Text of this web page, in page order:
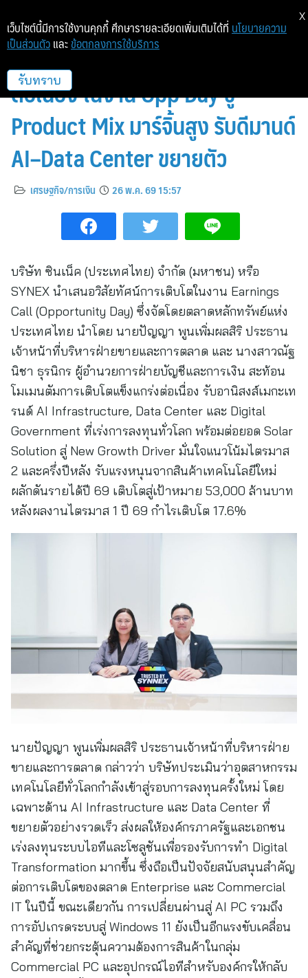
SYNEX มั่นใจแนวโน้มครึ่งปีเติบโต
ต่อเนื่อง ในงาน Opp Day ชู
Product Mix มาร์จิ้นสูง รับดีมานด์
AI–Data Center ขยายตัว
เศรษฐกิจ/การเงิน 26 พ.ค. 69 15:57
บริษัท ซินเน็ค (ประเทศไทย) จำกัด (มหาชน) หรือ
SYNEX นำเสนอวิสัยทัศน์การเติบโตในงาน Earnings
Call (Opportunity Day) ซึ่งจัดโดยตลาดหลักทรัพย์แห่ง
ประเทศไทย นำโดย นายปัญญา พูนเพิ่มผลสิริ ประธาน
เจ้าหน้าที่บริหารฝ่ายขายและการตลาด และ นางสาวณัฐ
นิชา ธุรนิกร ผู้อำนวยการฝ่ายบัญชีและการเงิน สะท้อน
โมเมนตัมการเติบโตแข็งแกร่งต่อเนื่อง รับอานิสงส์เมกะเท
รนด์ AI Infrastructure, Data Center และ Digital
Government ที่เร่งการลงทุนทั่วโลก พร้อมต่อยอด Solar
Solution สู่ New Growth Driver มั่นใจแนวโน้มไตรมาส
2 และครึ่งปีหลัง รับแรงหนุนจากสินค้าเทคโนโลยีใหม่
ผลักดันรายได้ปี 69 เติบโตสู่เป้าหมาย 53,000 ล้านบาท
หลังผลงานไตรมาส 1 ปี 69 กำไรเติบโต 17.6%
นายปัญญา พูนเพิ่มผลสิริ ประธานเจ้าหน้าที่บริหารฝ่าย
ขายและการตลาด กล่าวว่า บริษัทประเมินว่าอุตสาหกรรม
เทคโนโลยีทั่วโลกกำลังเข้าสู่รอบการลงทุนครั้งใหม่ โดย
เฉพาะด้าน AI Infrastructure และ Data Center ที่
ขยายตัวอย่างรวดเร็ว ส่งผลให้องค์กรภาครัฐและเอกชน
เร่งลงทุนระบบไอทีและโซลูชันเพื่อรองรับการทำ Digital
Transformation มากขึ้น ซึ่งถือเป็นปัจจัยสนับสนุนสำคัญ
ต่อการเติบโตของตลาด Enterprise และ Commercial
IT ในปีนี้ ขณะเดียวกัน การเปลี่ยนผ่านสู่ AI PC รวมถึง
การอัปเกรดระบบสู่ Windows 11 ยังเป็นอีกแรงขับเคลื่อน
สำคัญที่ช่วยกระตุ้นความต้องการสินค้าในกลุ่ม
Commercial PC และอุปกรณ์ไอทีสำหรับองค์กรให้กลับ
เว็บไซต์นี้มีการใช้งานคุกกี้ ศึกษารายละเอียดเพิ่มเติมได้ที่ นโยบายความ
เป็นส่วนตัว และ ข้อตกลงการใช้บริการ
รับทราบ
X